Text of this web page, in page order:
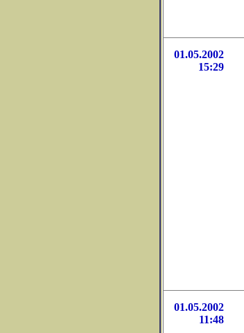
01.05.2002
15:29
01.05.2002
11:48